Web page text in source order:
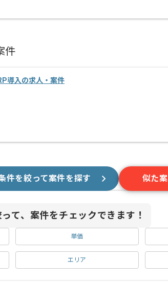
件
導入の求人・案件
件を絞って案件を探す 似た
て、案件をチェックできます！
単価
エリア